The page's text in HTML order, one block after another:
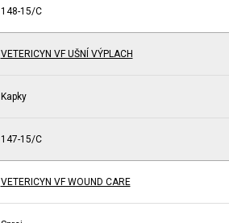
148-15/C
VETERICYN VF UŠNÍ VÝPLACH
Kapky
147-15/C
VETERICYN VF WOUND CARE